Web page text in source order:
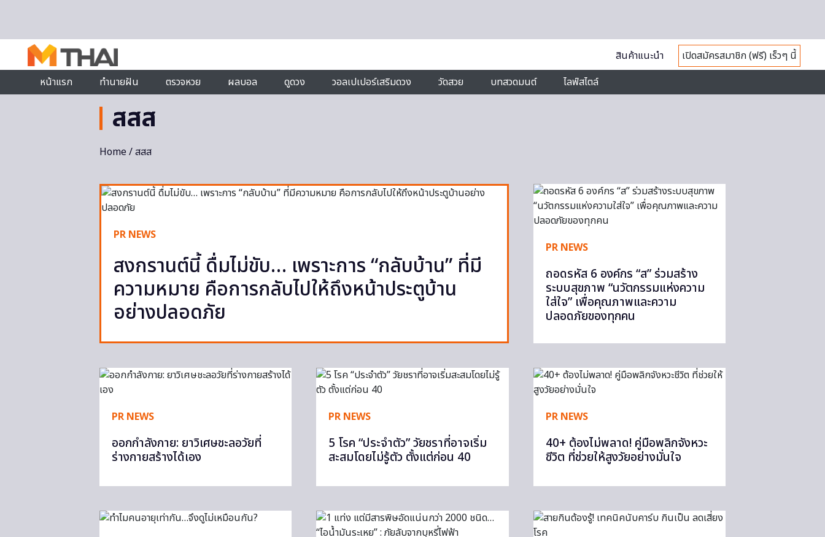
สินค้าแนะนำ
เปิดสมัครสมาชิก (ฟรี) เร็วๆ นี้
หน้าแรก
ทำนายฝัน ตรวจหวย ผลบอล ดูดวง วอลเปเปอร์เสริมดวง วัดสวย บทสวดมนต์ ไลฟ์สไตล์
สสส
Home/ สสส
PR NEWS
สงกรานต์นี้ ดื่มไม่ขับ… เพราะการ “กลับบ้าน” ที่มี
ความหมาย คือการกลับไปให้ถึงหน้าประตูบ้าน
อย่างปลอดภัย
PR NEWS
ถอดรหัส 6 องค์กร “ส” ร่วมสร้าง
ระบบสุขภาพ “นวัตกรรมแห่งความ
ใส่ใจ” เพื่อคุณภาพและความ
ปลอดภัยของทุกคน
PR NEWS
ออกกำลังกาย: ยาวิเศษชะลอวัยที่
ร่างกายสร้างได้เอง
PR NEWS
5 โรค “ประจำตัว” วัยชราที่อาจเริ่ม
สะสมโดยไม่รู้ตัว ตั้งแต่ก่อน 40
PR NEWS
40+ ต้องไม่พลาด! คู่มือพลิกจังหวะ
ชีวิต ที่ช่วยให้สูงวัยอย่างมั่นใจ